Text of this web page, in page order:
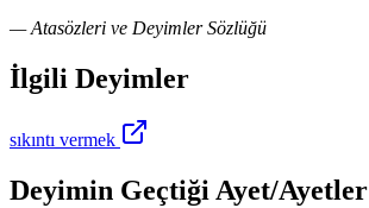
— Atasözleri ve Deyimler Sözlüğü
İlgili Deyimler
sıkıntı vermek
Deyimin Geçtiği Ayet/Ayetler